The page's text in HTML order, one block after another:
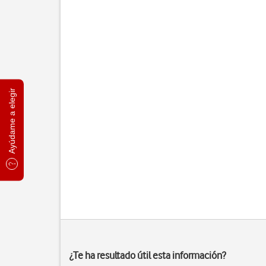
Ayúdame a elegir
¿Te ha resultado útil esta información?